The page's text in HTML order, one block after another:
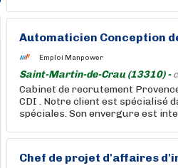
Automaticien Conception
Emploi Manpower
Saint-Martin-de-Crau (13310) -
Cabinet de recrutement
CDI . Notre client est spécialisé
spéciales. Son envergure est
Chef de projet d'affaires